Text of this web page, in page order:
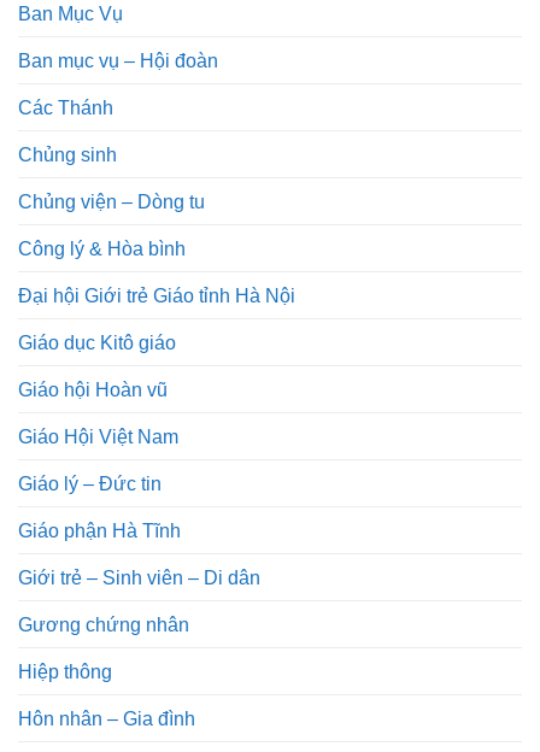
Ban Mục Vụ
Ban mục vụ – Hội đoàn
Các Thánh
Chủng sinh
Chủng viện – Dòng tu
Công lý & Hòa bình
Đại hội Giới trẻ Giáo tỉnh Hà Nội
Giáo dục Kitô giáo
Giáo hội Hoàn vũ
Giáo Hội Việt Nam
Giáo lý – Đức tin
Giáo phận Hà Tĩnh
Giới trẻ – Sinh viên – Di dân
Gương chứng nhân
Hiệp thông
Hôn nhân – Gia đình